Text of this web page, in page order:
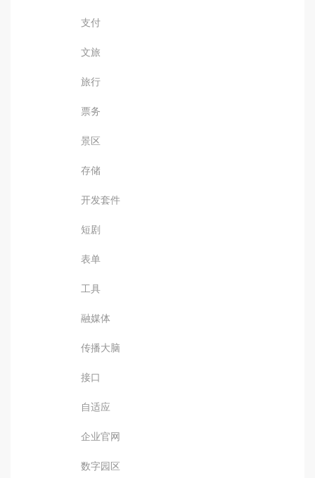
支付
文旅
旅行
票务
景区
存储
开发套件
短剧
表单
工具
融媒体
传播大脑
接口
自适应
企业官网
数字园区